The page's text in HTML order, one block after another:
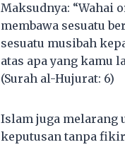
Maksudnya: “Wahai
membawa sesuatu
sesuatu musibah
atas apa yang kamu
(Surah al-Hujurat: 6)
Islam juga melarang
keputusan tanpa